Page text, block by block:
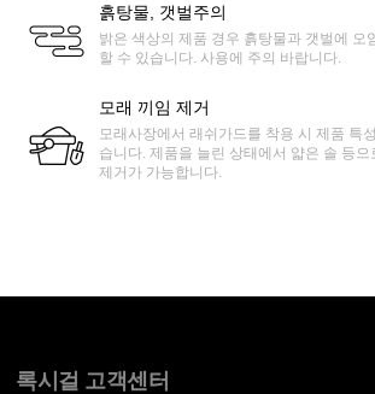
흙탕물, 갯벌주의
밝은 색상의 제품 경우 흙탕물과 갯벌에 오
할 수 있습니다. 사용에 주의 바랍니다.
모래 끼임 제거
모래사장에서 래쉬가드를 착용 시 제품 특
습니다. 제품을 늘린 상태에서 얇은 솔 등으
제거가 가능합니다.
록시걸 고객센터